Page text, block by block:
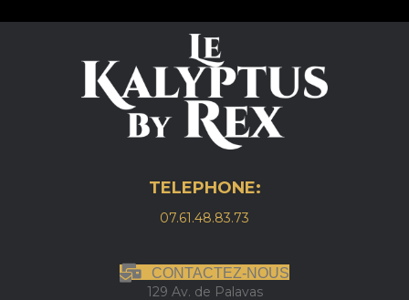
TELEPHONE:
07.61.48.83.73
CONTACTEZ-NOUS
129 Av. de Palavas